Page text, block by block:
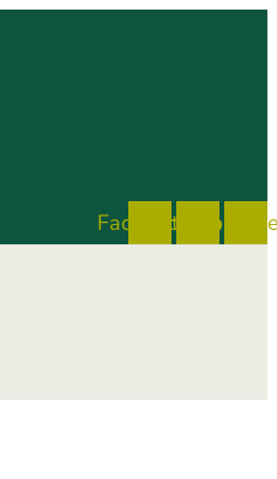
FacebookInstagram